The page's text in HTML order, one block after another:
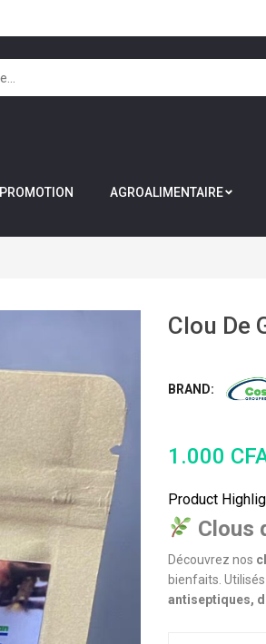
PROMOTION AGROALIMENTAIRE
Clou De
BRAND:
1.000
Product
Clous
Découvrez nos
bienfaits.
antiseptiques,